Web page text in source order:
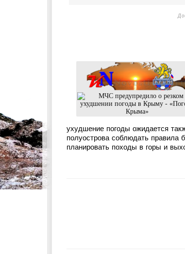
ухудшение погоды ожидается
полуострова соблюдать правила
планировать походы в горы и